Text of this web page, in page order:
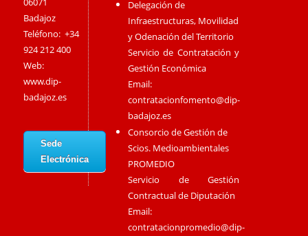
Badajoz
Teléfono: +34
924 212 400
Web:
www.dip-
badajoz.es
Sede
Electrónica
Delegación de
Infraestructuras, Movilidad
y Odenación del Territorio
Servicio de Contratación y
Gestión Económica
Email:
contratacionfomento@dip-
badajoz.es
Consorcio de Gestión de
Scios. Medioambientales
PROMEDIO
Servicio de Gestión
Contractual de Diputación
Email:
contratacionpromedio@dip-